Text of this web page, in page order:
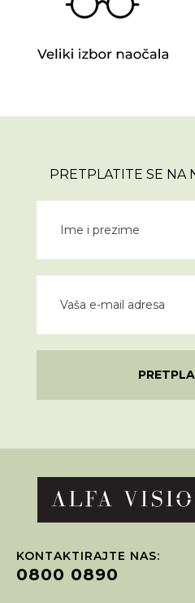
PRETPLATITE SE NA
KONTAKTIRAJTE NAS:
0800 0890